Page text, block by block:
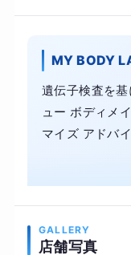
MY BODY
遺伝子検査を
ュー ボディメ
マイズ アドバ
食事管理 オン
GALLERY
店舗写真